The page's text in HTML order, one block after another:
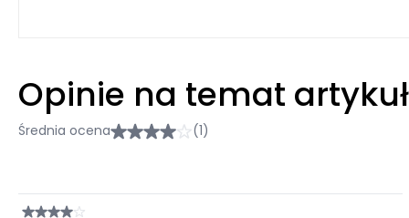
Opinie na temat
Średnia ocena (1)